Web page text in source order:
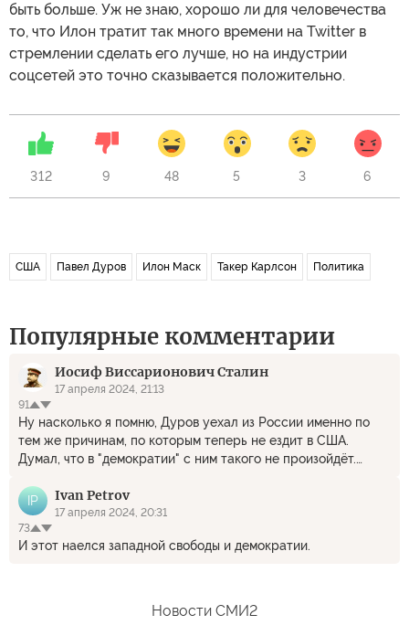
быть больше. Уж не знаю, хорошо ли для человечества
то, что Илон тратит так много времени на Twitter в
стремлении сделать его лучше, но на индустрии
соцсетей это точно сказывается положительно.
312 9 48 5 3 6
США Павел Дуров Илон Маск Такер Карлсон Политика
Популярные комментарии
Иосиф Виссарионович Сталин
17 апреля 2024, 21:13
91
Ну насколько я помню, Дуров уехал из России именно по
тем же причинам, по которым теперь не ездит в США.
Думал, что в "демократии" с ним такого не произойдёт.
всё, что может дать информацию. Так что Дурову лучше
почаще переезжать, чтобы ищейки теряли след. Рано или
поздно кто-то найдёт способ нагнуть его. Если нет
собственности, то есть близкие люди, которым можно
легко сломать, поставив перед тяжёлым выбором - личная
IP Ivan Petrov
17 апреля 2024, 20:31
73
И этот наелся западной свободы и демократии.
Новости СМИ2